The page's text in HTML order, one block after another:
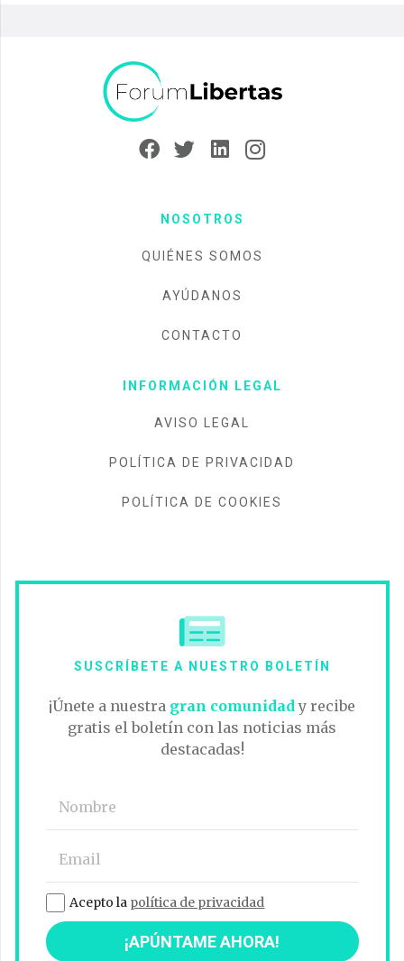
NOSOTROS
QUIÉNES SOMOS
AYÚDANOS
CONTACTO
INFORMACIÓN LEGAL
AVISO LEGAL
POLÍTICA DE PRIVACIDAD
POLÍTICA DE COOKIES
SUSCRÍBETE A NUESTRO BOLETÍN
¡Únete a nuestra gran comunidad y recibe
gratis el boletín con las noticias más
destacadas!
Acepto la política de privacidad